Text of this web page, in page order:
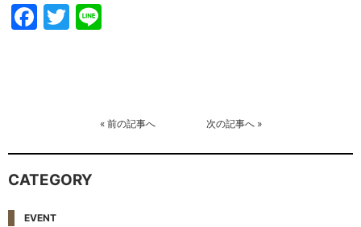
Facebook
Twitter
« 前の記事へ 次の記事へ»
CATEGORY
EVENT